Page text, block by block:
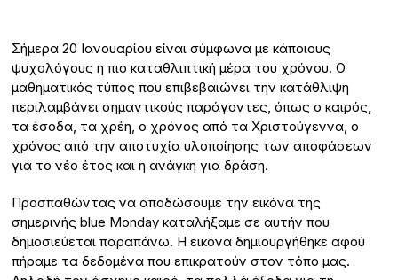
Σήμερα 20 Ιανουαρίου είναι σύμφωνα με κάποιους
ψυχολόγους η πιο καταθλιπτική μέρα του χρόνου. Ο
μαθηματικός τύπος που επιβεβαιώνει την κατάθλιψη
περιλαμβάνει σημαντικούς παράγοντες, όπως ο καιρός,
τα έσοδα, τα χρέη, ο χρόνος από τα Χριστούγεννα, o
χρόνος από την αποτυχία υλοποίησης των αποφάσεων
για το νέο έτος και η ανάγκη για δράση.
Προσπαθώντας να αποδώσουμε την εικόνα της
σημερινής blue Monday καταλήξαμε σε αυτήν που
δημοσιεύεται παραπάνω. Η εικόνα δημιουργήθηκε αφού
πήραμε τα δεδομένα που επικρατούν στον τόπο μας.